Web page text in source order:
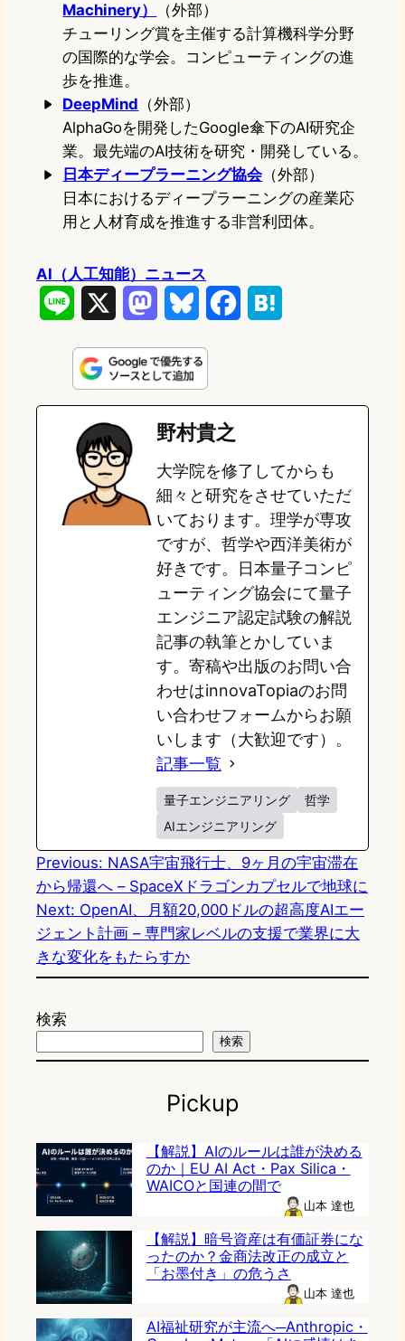
Machinery）
（外部）
チューリング賞を主催する計算機科学分野
の国際的な学会。コンピューティングの進
歩を推進。
DeepMind （外部）
AlphaGoを開発したGoogle傘下のAI研究企
業。最先端のAI技術を研究・開発している。
日本ディープラーニング協会 （外部）
日本におけるディープラーニングの産業応
用と人材育成を推進する非営利団体。
AI（人工知能）ニュース
n
e
s
t
o
d
o
n
u
e
s
k
y
e
o
o
k
e
a
野村貴之
大学院を修了してからも
細々と研究をさせていただ
いております。理学が専攻
ですが、哲学や西洋美術が
好きです。日本量子コンピ
ューティング協会にて量子
エンジニア認定試験の解説
記事の執筆とかしていま
す。寄稿や出版のお問い合
わせはinnovaTopiaのお問
い合わせフォームからお願
いします（大歓迎です）。
記事一覧
量子エンジニアリング
哲学
AIエンジニアリング
Previous: NASA宇宙飛行士、9ヶ月の宇宙滞在
から帰還へ – SpaceXドラゴンカプセルで地球に
Next: OpenAI、月額20,000ドルの超高度AIエー
ジェント計画 – 専門家レベルの支援で業界に大
きな変化をもたらすか
検索
検索
Pickup
【解説】AIのルールは誰が決める
のか｜EU AI Act・Pax Silica・
WAICOと国連の間で
山本 達也
【解説】暗号資産は有価証券にな
ったのか？金商法改正の成立と
「お墨付き」の危うさ
山本 達也
AI福祉研究が主流へ─Anthropic・